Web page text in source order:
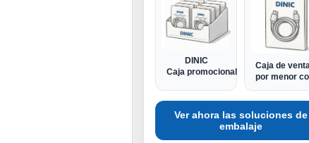
DINIC
Caja promocional
Caja de
por menor
Ver ahora las soluciones de
embalaje